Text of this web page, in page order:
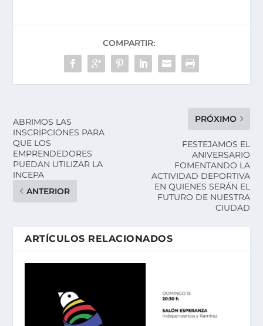
COMPARTIR:
ABRIMOS LAS
INSCRIPCIONES PARA
QUE LOS
EMPRENDEDORES
PUEDAN UTILIZAR LA
INCEPA
ANTERIOR
PRÓXIMO
FESTEJAMOS EL
ANIVERSARIO
FOMENTANDO LA
ACTIVIDAD DEPORTIVA
EN QUIENES SERÁN EL
FUTURO DE NUESTRA
CIUDAD
ARTÍCULOS RELACIONADOS